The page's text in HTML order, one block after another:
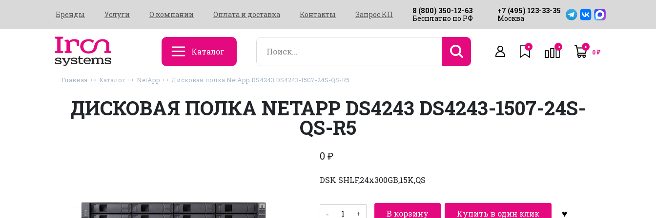
Бренды Услуги О компании Оплата и доставка Контакты Запрос КП
8 (800) 350-12-63
Бесплатно по РФ
+7 (495) 123-33-35
Москва
Каталог 0 0 0
0₽
Главная Каталог NetApp Дисковая полка NetApp DS4243 DS4243-1507-24S-QS-R5
ДИСКОВАЯ ПОЛКА NETAPP DS4243 DS4243-1507-24S-
QS-R5
0 ₽
DSK SHLF,24x300GB,15K,QS
Количество
товара В корзину Купить в один клик